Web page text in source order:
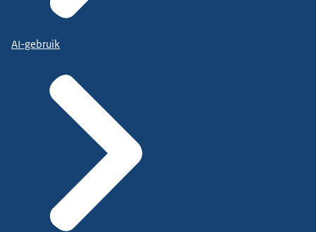
AI-gebruik